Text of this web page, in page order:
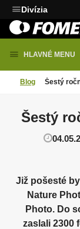
Divízia
HLAVNÉ MENU
Blog Šestý
Šestý
Již pošesté
Nature
Photo. Do
zaslali 2300